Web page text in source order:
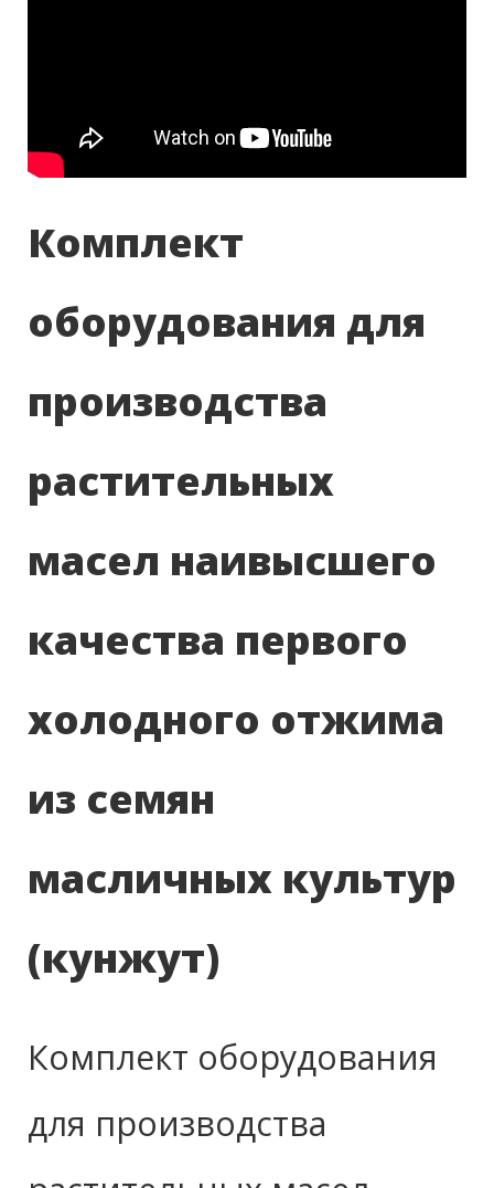
Комплект
оборудования для
производства
растительных
масел наивысшего
качества первого
холодного отжима
из семян
масличных культур
(кунжут)
Комплект оборудования
для производства